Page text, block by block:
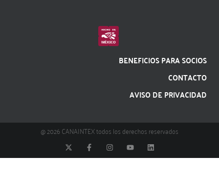
BENEFICIOS PARA SOCIOS
CONTACTO
AVISO DE PRIVACIDAD
@ 2026 CANAINTEX todos los derechos reservados